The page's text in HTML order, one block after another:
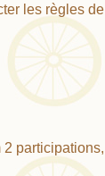
les règles